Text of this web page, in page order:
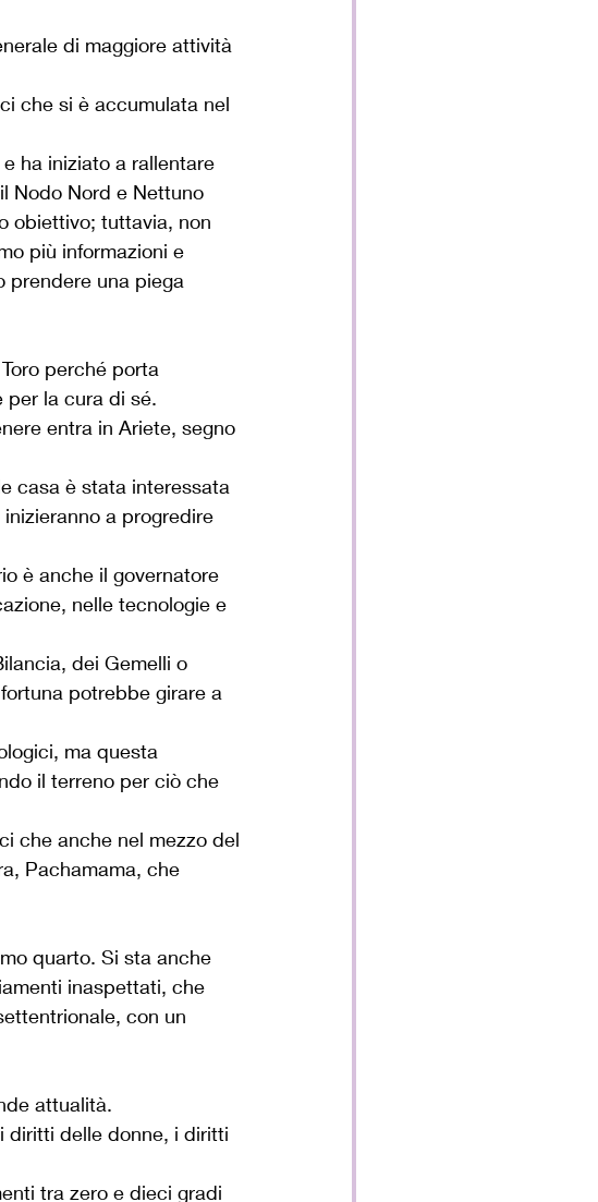
di maggiore attività
che si è accumulata nel
ha iniziato a rallentare
Nodo Nord e Nettuno
obiettivo; tuttavia, non
più informazioni e
prendere una piega
perché porta
per la cura di sé.
entra in Ariete, segno
casa è stata interessata
a progredire
è anche il governatore
nelle tecnologie e
dei Gemelli o
potrebbe girare a
ma questa
il terreno per ciò che
che anche nel mezzo del
Pachamama, che
quarto. Si sta anche
inaspettati, che
con un
attualità.
diritti delle donne, i diritti
tra zero e dieci gradi